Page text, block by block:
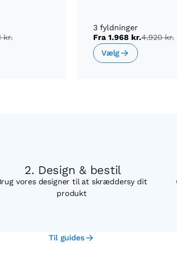
kr.
3 fyldninger
Fra 1.968 kr.4.920 kr.
Vælg
Design & bestil
vores designer til at skræddersy dit
produkt
Til guides